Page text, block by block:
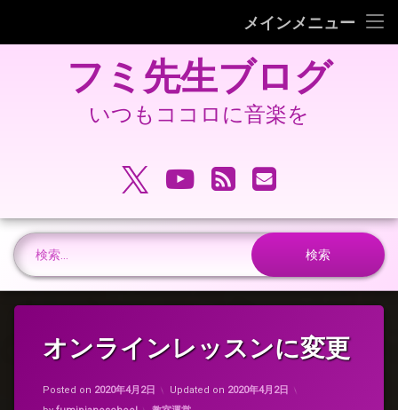
メインメニュー
旧 フミ先生ブログ
旧 フミピアノ教室ホームページ
プ
フミ先生ブログ
いつもココロに音楽を
X.comYouTube
RSS メールアドレ
検索:
オンラインレッスンに変更
Posted on 2020年4月2日 Updated on 2020年4月2日